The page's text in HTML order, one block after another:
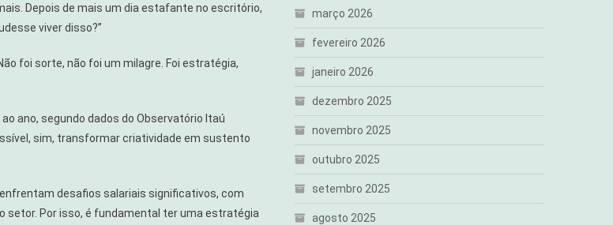
Depois de mais um dia estafante no escritório,
viver disso?”
foi sorte, não foi um milagre. Foi estratégia,
ano, segundo dados do Observatório Itaú
sim, transformar criatividade em sustento
desafios salariais significativos, com
setor. Por isso, é fundamental ter uma estratégia
março 2026
fevereiro 2026
janeiro 2026
dezembro 2025
novembro 2025
outubro 2025
setembro 2025
agosto 2025